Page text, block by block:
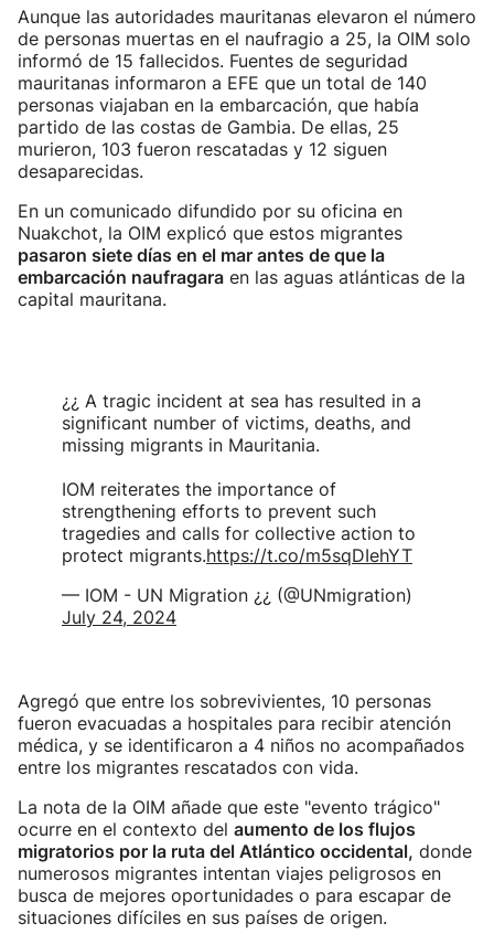
Aunque las autoridades mauritanas elevaron el número
de personas muertas en el naufragio a 25, la OIM solo
informó de 15 fallecidos. Fuentes de seguridad
mauritanas informaron a EFE que un total de 140
personas viajaban en la embarcación, que había
partido de las costas de Gambia. De ellas, 25
murieron, 103 fueron rescatadas y 12 siguen
desaparecidas.
En un comunicado difundido por su oficina en
Nuakchot, la OIM explicó que estos migrantes
pasaron siete días en el mar antes de que la
embarcación naufragara en las aguas atlánticas de la
capital mauritana.
¿¿ A tragic incident at sea has resulted in a
significant number of victims, deaths, and
missing migrants in Mauritania.
IOM reiterates the importance of
strengthening efforts to prevent such
tragedies and calls for collective action to
protect migrants.https://t.co/m5sqDIehYT
— IOM - UN Migration ¿¿ (@UNmigration)
July 24, 2024
Agregó que entre los sobrevivientes, 10 personas
fueron evacuadas a hospitales para recibir atención
médica, y se identificaron a 4 niños no acompañados
entre los migrantes rescatados con vida.
La nota de la OIM añade que este "evento trágico"
ocurre en el contexto del aumento de los flujos
migratorios por la ruta del Atlántico occidental, donde
numerosos migrantes intentan viajes peligrosos en
busca de mejores oportunidades o para escapar de
situaciones difíciles en sus países de origen.